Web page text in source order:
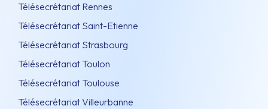
Télésecrétariat Rennes
Télésecrétariat Saint-Etienne
Télésecrétariat Strasbourg
Télésecrétariat Toulon
Télésecrétariat Toulouse
Télésecrétariat Villeurbanne